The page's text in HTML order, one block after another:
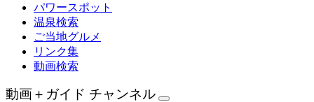
パワースポット
温泉検索
ご当地グルメ
リンク集
動画検索
動画＋ガイド チャンネル